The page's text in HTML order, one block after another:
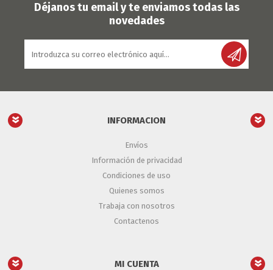
Déjanos tu email y te enviamos todas las
novedades
INFORMACION
Envíos
Información de privacidad
Condiciones de uso
Quienes somos
Trabaja con nosotros
Contactenos
MI CUENTA